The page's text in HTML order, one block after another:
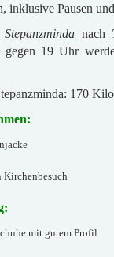
inklusive Pausen
Stepanzmindanach
gegen 19 Uhr
170
mit gutem Profil